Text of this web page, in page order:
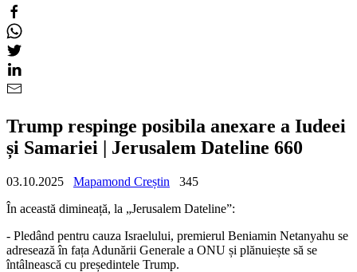
Trump respinge posibila anexare a Iudeei
și Samariei | Jerusalem Dateline 660
03.10.2025 Mapamond Creștin
345
În această dimineață, la „Jerusalem Dateline”:
- Pledând pentru cauza Israelului, premierul Beniamin Netanyahu se
adresează în fața Adunării Generale a ONU și plănuiește să se
întâlnească cu președintele Trump.